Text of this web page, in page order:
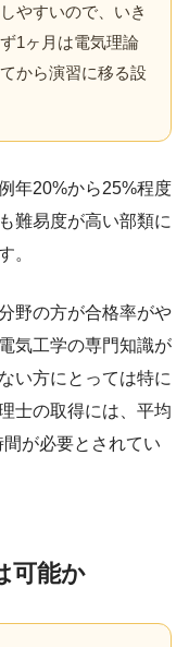
やすいので、いき
1ヶ月は電気理論
から演習に移る設
年20%から25%程度
難易度が高い部類に
。
野の方が合格率がや
気工学の専門知識が
い方にとっては特に
士の取得には、平均
が必要とされてい
可能か